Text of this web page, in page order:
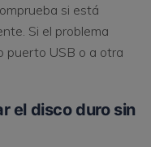
si está
Si el problema
puerto USB o a otra
el disco duro sin